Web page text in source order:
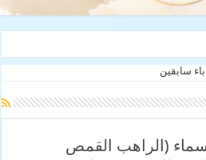
أندراوس مجدي علي كنيسة السيدة
سابقين
(الراهب القمص